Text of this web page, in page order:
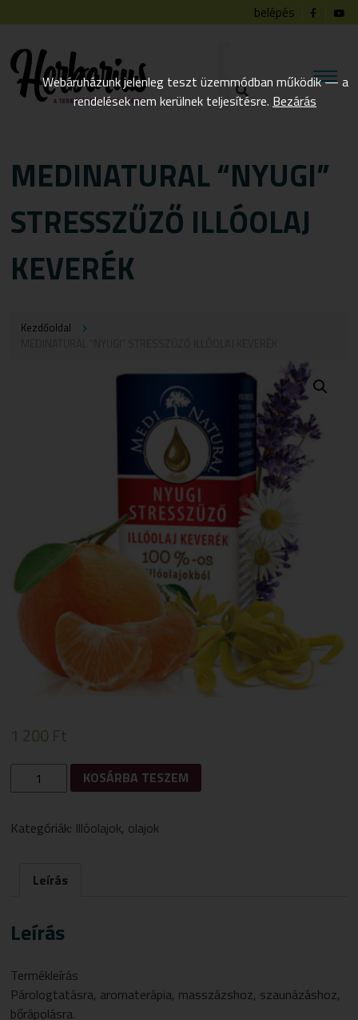
belépés
MEDINATURAL “NYUGI”
STRESSZŰZŐ ILLÓOLAJ
KEVERÉK
Kezdőoldal
1 200 Ft
"NYUGI"
KEVERÉK
KOSÁRBA TESZEM
Kategóriák: Illóolajok, olajok
Leírás
Leírás
Termékleírás
Párologtatásra, aromaterápia, masszázshoz, szaunázáshoz,
bőrápolásra.
Webáruházunk jelenleg teszt üzemmódban működik — a
rendelések nem kerülnek teljesítésre. Bezárás